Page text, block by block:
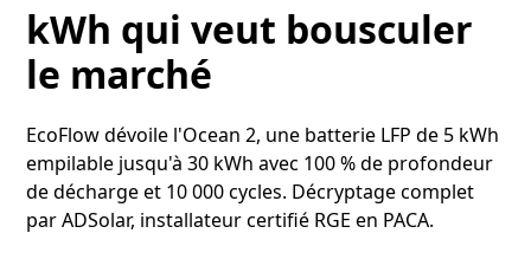
kWh qui veut bousculer
le marché
EcoFlow dévoile l'Ocean 2, une batterie LFP de 5 kWh
empilable jusqu'à 30 kWh avec 100 % de profondeur
de décharge et 10 000 cycles. Décryptage complet
par ADSolar, installateur certifié RGE en PACA.